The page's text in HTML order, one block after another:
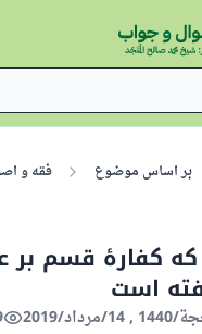
بر اساس موضوع فقه و
که کفارهٔ قسم
است